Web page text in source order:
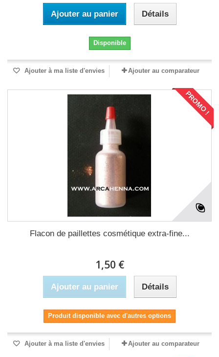
Ajouter au panier Détails
Disponible
Ajouter à ma liste d'envies Ajouter au comparateur
PROMO !
Flacon de paillettes cosmétique extra-fine...
1,50 €
Ajouter au panier Détails
Produit disponible avec d'autres options
Ajouter à ma liste d'envies Ajouter au comparateur